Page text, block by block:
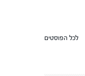
לכל הפוסטים